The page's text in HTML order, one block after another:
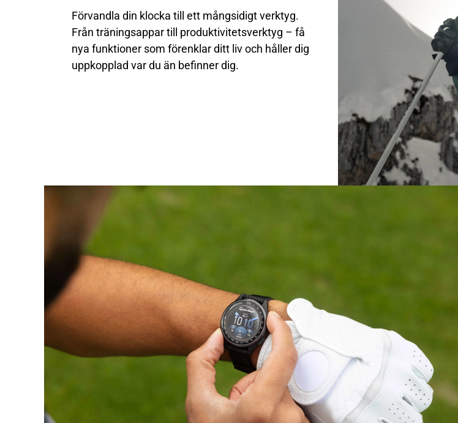
Förvandla din klocka till ett mångsidigt verktyg.
Från träningsappar till produktivitetsverktyg – få
nya funktioner som förenklar ditt liv och håller dig
uppkopplad var du än befinner dig.